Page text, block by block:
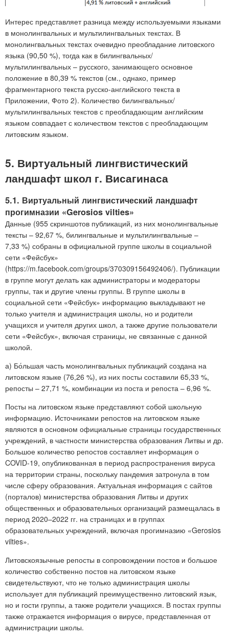
Интерес представляет разница между используемыми языками
в монолингвальных и мультилингвальных текстах. В
монолингвальных текстах очевидно преобладание литовского
языка (90,50 %), тогда как в билингвальных/
мультилингвальных – русского, занимающего основное
положение в 80,39 % текстов (см., однако, пример
фрагментарного текста русско-английского текста в
Приложении, Фото 2). Количество билингвальных/
мультилингвальных текстов с преобладающим английским
языком совпадает с количеством текстов с преобладающим
литовским языком.
5. Виртуальный лингвистический
ландшафт школ г. Висагинаса
5.1. Виртуальный лингвистический ландшафт
прогимназии «Gerosios vilties»
Данные (955 скриншотов публикаций, из них монолингвальные
тексты – 92,67 %, билингвальные и мультилингвальные –
7,33 %) собраны в официальной группе школы в социальной
сети «Фейсбук»
(https://m.facebook.com/groups/370309156492406/). Публикации
в группе могут делать как администраторы и модераторы
группы, так и другие члены группы. В группе школы в
социальной сети «Фейсбук» информацию выкладывают не
только учителя и администрация школы, но и родители
учащихся и учителя других школ, а также другие пользователи
сети «Фейсбук», включая страницы, не связанные с данной
школой.
а) Бо́льшая часть монолингвальных публикаций создана на
литовском языке (76,26 %), из них посты составили 65,33 %,
репосты – 27,71 %, комбинации из поста и репоста – 6,96 %.
Посты на литовском языке представляют собой школьную
информацию. Источниками репостов на литовском языке
являются в основном официальные страницы государственных
учреждений, в частности министерства образования Литвы и др.
Большое количество репостов составляет информация о
COVID-19, опубликованная в период распространения вируса
на территории страны, поскольку пандемия затронула в том
числе сферу образования. Актуальная информация с сайтов
(порталов) министерства образования Литвы и других
общественных и образовательных организаций размещалась в
период 2020–2022 гг. на страницах и в группах
образовательных учреждений, включая прогимназию «Gerosios
vilties».
Литовскоязычные репосты в сопровождении постов и большое
количество собственно постов на литовском языке
свидетельствуют, что не только администрация школы
использует для публикаций преимущественно литовский язык,
но и гости группы, а также родители учащихся. В постах группы
также отражается информация о вирусе, представленная от
администрации школы.